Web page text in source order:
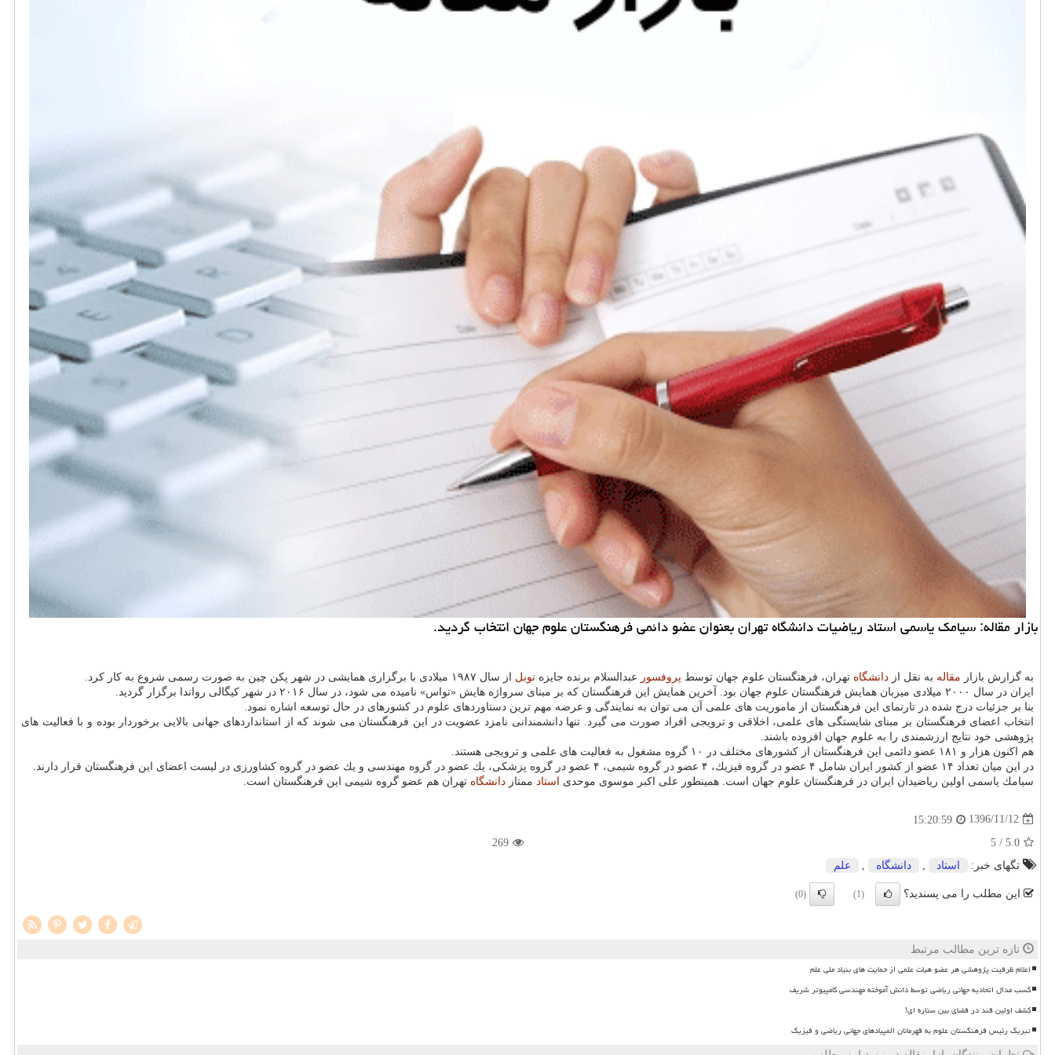
بازار مقاله: سیامك یاسمی استاد ریاضیات دانشگاه تهران بعنوان عضو دائمی فرهنگستان علوم جهان انتخاب گردید.
به گزارش بازار مقاله به نقل از دانشگاه تهران، فرهنگستان علوم جهان توسط پروفسور عبدالسلام برنده جایزه نوبل از سال ۱۹۸۷ میلادی با برگزاری همایشی در شهر پكن چین به صورت رسمی شروع به كار كرد.
ایران در سال ۲۰۰۰ میلادی میزبان همایش فرهنگستان علوم جهان بود. آخرین همایش این فرهنگستان كه بر مبنای سرواژه هایش «تواس» نامیده می شود، در سال ۲۰۱۶ در شهر كیگالی رواندا برگزار گردید.
بنا بر جزئیات درج شده در تارنمای این فرهنگستان از ماموریت های علمی آن می توان به نمایندگی و عرضه مهم ترین دستاوردهای علوم در كشورهای در حال توسعه اشاره نمود.
انتخاب اعضای فرهنگستان بر مبنای شایستگی های علمی، اخلاقی و ترویجی افراد صورت می گیرد. تنها دانشمندانی نامزد عضویت در این فرهنگستان می شوند كه از استانداردهای جهانی بالایی برخوردار بوده و با فعالیت های
پژوهشی خود نتایج ارزشمندی را به علوم جهان افزوده باشند.
هم اكنون هزار و ۱۸۱ عضو دائمی این فرهنگستان از كشورهای مختلف در ۱۰ گروه مشغول به فعالیت های علمی و ترویجی هستند.
در این میان تعداد ۱۴ عضو از كشور ایران شامل ۴ عضو در گروه فیزیك، ۴ عضو در گروه شیمی، ۴ عضو در گروه پزشكی، یك عضو در گروه مهندسی و یك عضو در گروه كشاورزی در لیست اعضای این فرهنگستان قرار دارند.
سیامك یاسمی اولین ریاضیدان ایران در فرهنگستان علوم جهان است. همینطور علی اكبر موسوی موحدی استاد ممتاز دانشگاه تهران هم عضو گروه شیمی این فرهنگستان است.
1396/11/12
15:20:59
5.0
/ 5
269
تگهای خبر:
استاد دانشگاه علم
این مطلب را می پسندید؟ (1)
(0)
تازه ترین مطالب مرتبط
اعلام ظرفیت پژوهشی هر عضو هیات علمی از حمایت های بنیاد ملی علم
کسب مدال اتحادیه جهانی ریاضی توسط دانش آموخته مهندسی کامپیوتر شریف
کشف اولین قند در فضای بین ستاره ای!
تبریک رئیس فرهنگستان علوم به قهرمانان المپیادهای جهانی ریاضی و فیزیک